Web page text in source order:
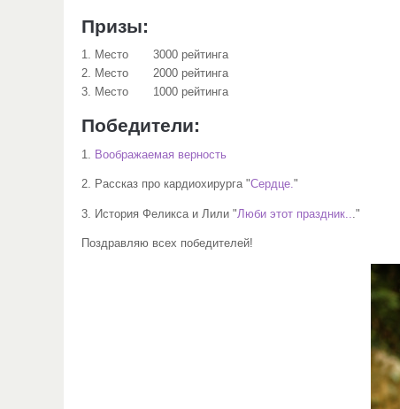
Призы:
1. Место 3000 рейтинга
2. Место 2000 рейтинга
3. Место 1000 рейтинга
Победители:
1. Воображаемая верность
2. Рассказ про кардиохирурга "Сердце."
3. История Феликса и Лили "Люби этот праздник..."
Поздравляю всех победителей!